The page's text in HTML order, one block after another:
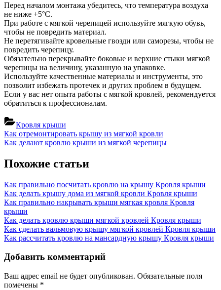
Перед началом монтажа убедитесь, что температура воздуха
не ниже +5°С.
При работе с мягкой черепицей используйте мягкую обувь,
чтобы не повредить материал.
Не перетягивайте кровельные гвозди или саморезы, чтобы не
повредить черепицу.
Обязательно перекрывайте боковые и верхние стыки мягкой
черепицы на величину, указанную на упаковке.
Используйте качественные материалы и инструменты, это
позволит избежать протечек и других проблем в будущем.
Если у вас нет опыта работы с мягкой кровлей, рекомендуется
обратиться к профессионалам.
Кровля крыши
Навигация
по
записям
Previous
Post:
Как отремонтировать крышу из мягкой кровли
Next
Как делают кровлю крыши из мягкой черепицы
Похожие статьи
Как правильно посчитать кровлю на крышу Кровля крыши
Как делать крышу дома из мягкой кровли Кровля крыши
Как правильно накрывать крыши мягкая кровля Кровля
крыши
Как делать кровлю крыши мягкой кровлей Кровля крыши
Как сделать вальмовую крышу мягкой кровлей Кровля крыши
Как рассчитать кровлю на мансардную крышу Кровля крыши
Добавить комментарий
Ваш адрес email не будет опубликован. Обязательные поля
помечены *